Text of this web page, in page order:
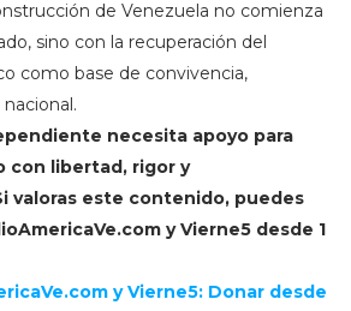
de Venezuela no comienza
sino con la recuperación del
como base de convivencia,
necesita apoyo para
con libertad, rigor y
valoras este contenido, puedes
yVierne5 desde 1
y Vierne5: Donar desde